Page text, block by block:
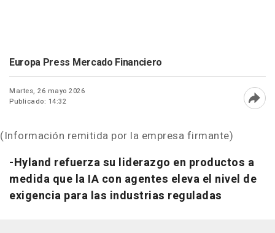
Europa Press Mercado Financiero
Martes, 26 mayo 2026
Publicado: 14:32
(Información remitida por la empresa firmante)
-Hyland refuerza su liderazgo en productos a
medida que la IA con agentes eleva el nivel de
exigencia para las industrias reguladas